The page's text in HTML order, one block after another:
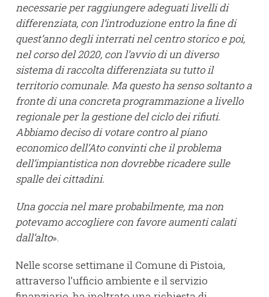
necessarie per raggiungere adeguati livelli di
differenziata, con l’introduzione entro la fine di
quest’anno degli interrati nel centro storico e poi,
nel corso del 2020, con l’avvio di un diverso
sistema di raccolta differenziata su tutto il
territorio comunale. Ma questo ha senso soltanto a
fronte di una concreta programmazione a livello
regionale per la gestione del ciclo dei rifiuti.
Abbiamo deciso di votare contro al piano
economico dell’Ato convinti che il problema
dell’impiantistica non dovrebbe ricadere sulle
spalle dei cittadini.
Una goccia nel mare probabilmente, ma non
potevamo accogliere con favore aumenti calati
dall’alto».
Nelle scorse settimane il Comune di Pistoia,
attraverso l’ufficio ambiente e il servizio